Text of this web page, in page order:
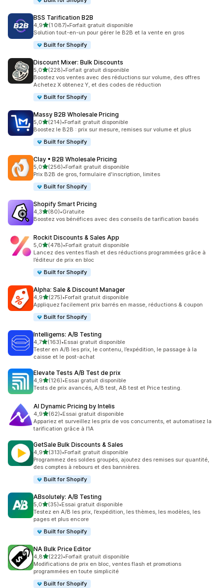
BSS Tarification B2B
4,9étoile(s) sur 5
(1 087)
1087 avis au total
•Forfait gratuit disponible
Solution tout-en-un pour gérer le B2B et la vente en gros
Built for Shopify
Discount Mixer: Bulk Discounts
5,0étoile(s) sur 5
(228)
228 avis au total
•Forfait gratuit disponible
Boostez vos ventes avec des réductions sur volume, des offres
Achetez X obtenez Y, et des codes de réduction
Built for Shopify
Massy B2B Wholesale Pricing
5,0étoile(s) sur 5
(214)
214 avis au total
•Forfait gratuit disponible
Boostez le B2B : prix sur mesure, remises sur volume et plus
Built for Shopify
Clay • B2B Wholesale Pricing
5,0étoile(s) sur 5
(256)
256 avis au total
•Forfait gratuit disponible
Prix B2B de gros, formulaire d'inscription, limites
Built for Shopify
Shopify Smart Pricing
4,3étoile(s) sur 5
(80)
80 avis au total
•Gratuite
Boostez vos bénéfices avec des conseils de tarification basés
Rockit Discounts & Sales App
5,0étoile(s) sur 5
(478)
478 avis au total
•Forfait gratuit disponible
Lancez des ventes flash et des réductions programmées grâce à
l’éditeur de prix en bloc
Built for Shopify
Alpha: Sale & Discount Manager
4,9étoile(s) sur 5
(275)
275 avis au total
•Forfait gratuit disponible
Appliquez facilement prix barrés en masse, réductions & coupon
Built for Shopify
Intelligems: A/B Testing
4,7étoile(s) sur 5
(163)
163 avis au total
•Essai gratuit disponible
Tester en A/B les prix, le contenu, l’expédition, le passage à la
caisse et le post-achat
Elevate Tests A/B Test de prix
4,9étoile(s) sur 5
(126)
126 avis au total
•Essai gratuit disponible
Tests de prix avancés, A/B test, AB test et Price testing.
AI Dynamic Pricing by Intelis
4,9étoile(s) sur 5
(62)
62 avis au total
•Essai gratuit disponible
Appariez et surveillez les prix de vos concurrents, et automatisez la
tarification grâce à l’IA
GetSale Bulk Discounts & Sales
4,9étoile(s) sur 5
(313)
313 avis au total
•Forfait gratuit disponible
Programmez des soldes groupés, ajoutez des remises sur quantité,
des comptes à rebours et des bannières.
Built for Shopify
ABsolutely: A/B Testing
5,0étoile(s) sur 5
(35)
35 avis au total
•Essai gratuit disponible
Testez en A/B les prix, l’expédition, les thèmes, les modèles, les
pages et plus encore
Built for Shopify
NA Bulk Price Editor
4,8étoile(s) sur 5
(222)
222 avis au total
•Forfait gratuit disponible
Modifications de prix en bloc, ventes flash et promotions
programmées en toute simplicité
Built for Shopify